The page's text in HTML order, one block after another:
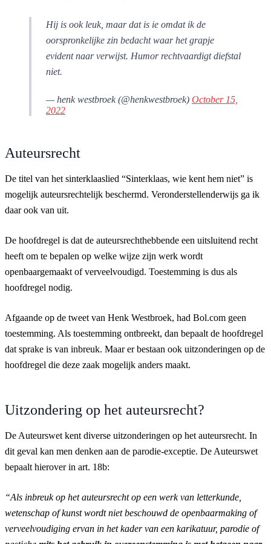
Hij is ook leuk, maar dat is ie omdat ik de
oorspronkelijke zin bedacht waar het grapje
evident naar verwijst. Humor rechtvaardigt diefstal
niet.
— henk westbroek (@henkwestbroek) October 15,
2022
Auteursrecht
De titel van het sinterklaaslied “Sinterklaas, wie kent hem niet” is
mogelijk auteursrechtelijk beschermd. Veronderstellenderwijs ga ik
daar ook van uit.
De hoofdregel is dat de auteursrechthebbende een uitsluitend recht
heeft om te bepalen op welke wijze zijn werk wordt
openbaargemaakt of verveelvoudigd. Toestemming is dus als
hoofdregel nodig.
Afgaande op de tweet van Henk Westbroek, had Bol.com geen
toestemming. Als toestemming ontbreekt, dan bepaalt de hoofdregel
dat sprake is van inbreuk. Maar er bestaan ook uitzonderingen op de
hoofdregel die deze zaak mogelijk anders maakt.
Uitzondering op het auteursrecht?
De Auteurswet kent diverse uitzonderingen op het auteursrecht. In
dit geval kan men denken aan de parodie-exceptie. De Auteurswet
bepaalt hierover in art. 18b:
“Als inbreuk op het auteursrecht op een werk van letterkunde,
wetenschap of kunst wordt niet beschouwd de openbaarmaking of
verveelvoudiging ervan in het kader van een karikatuur, parodie of